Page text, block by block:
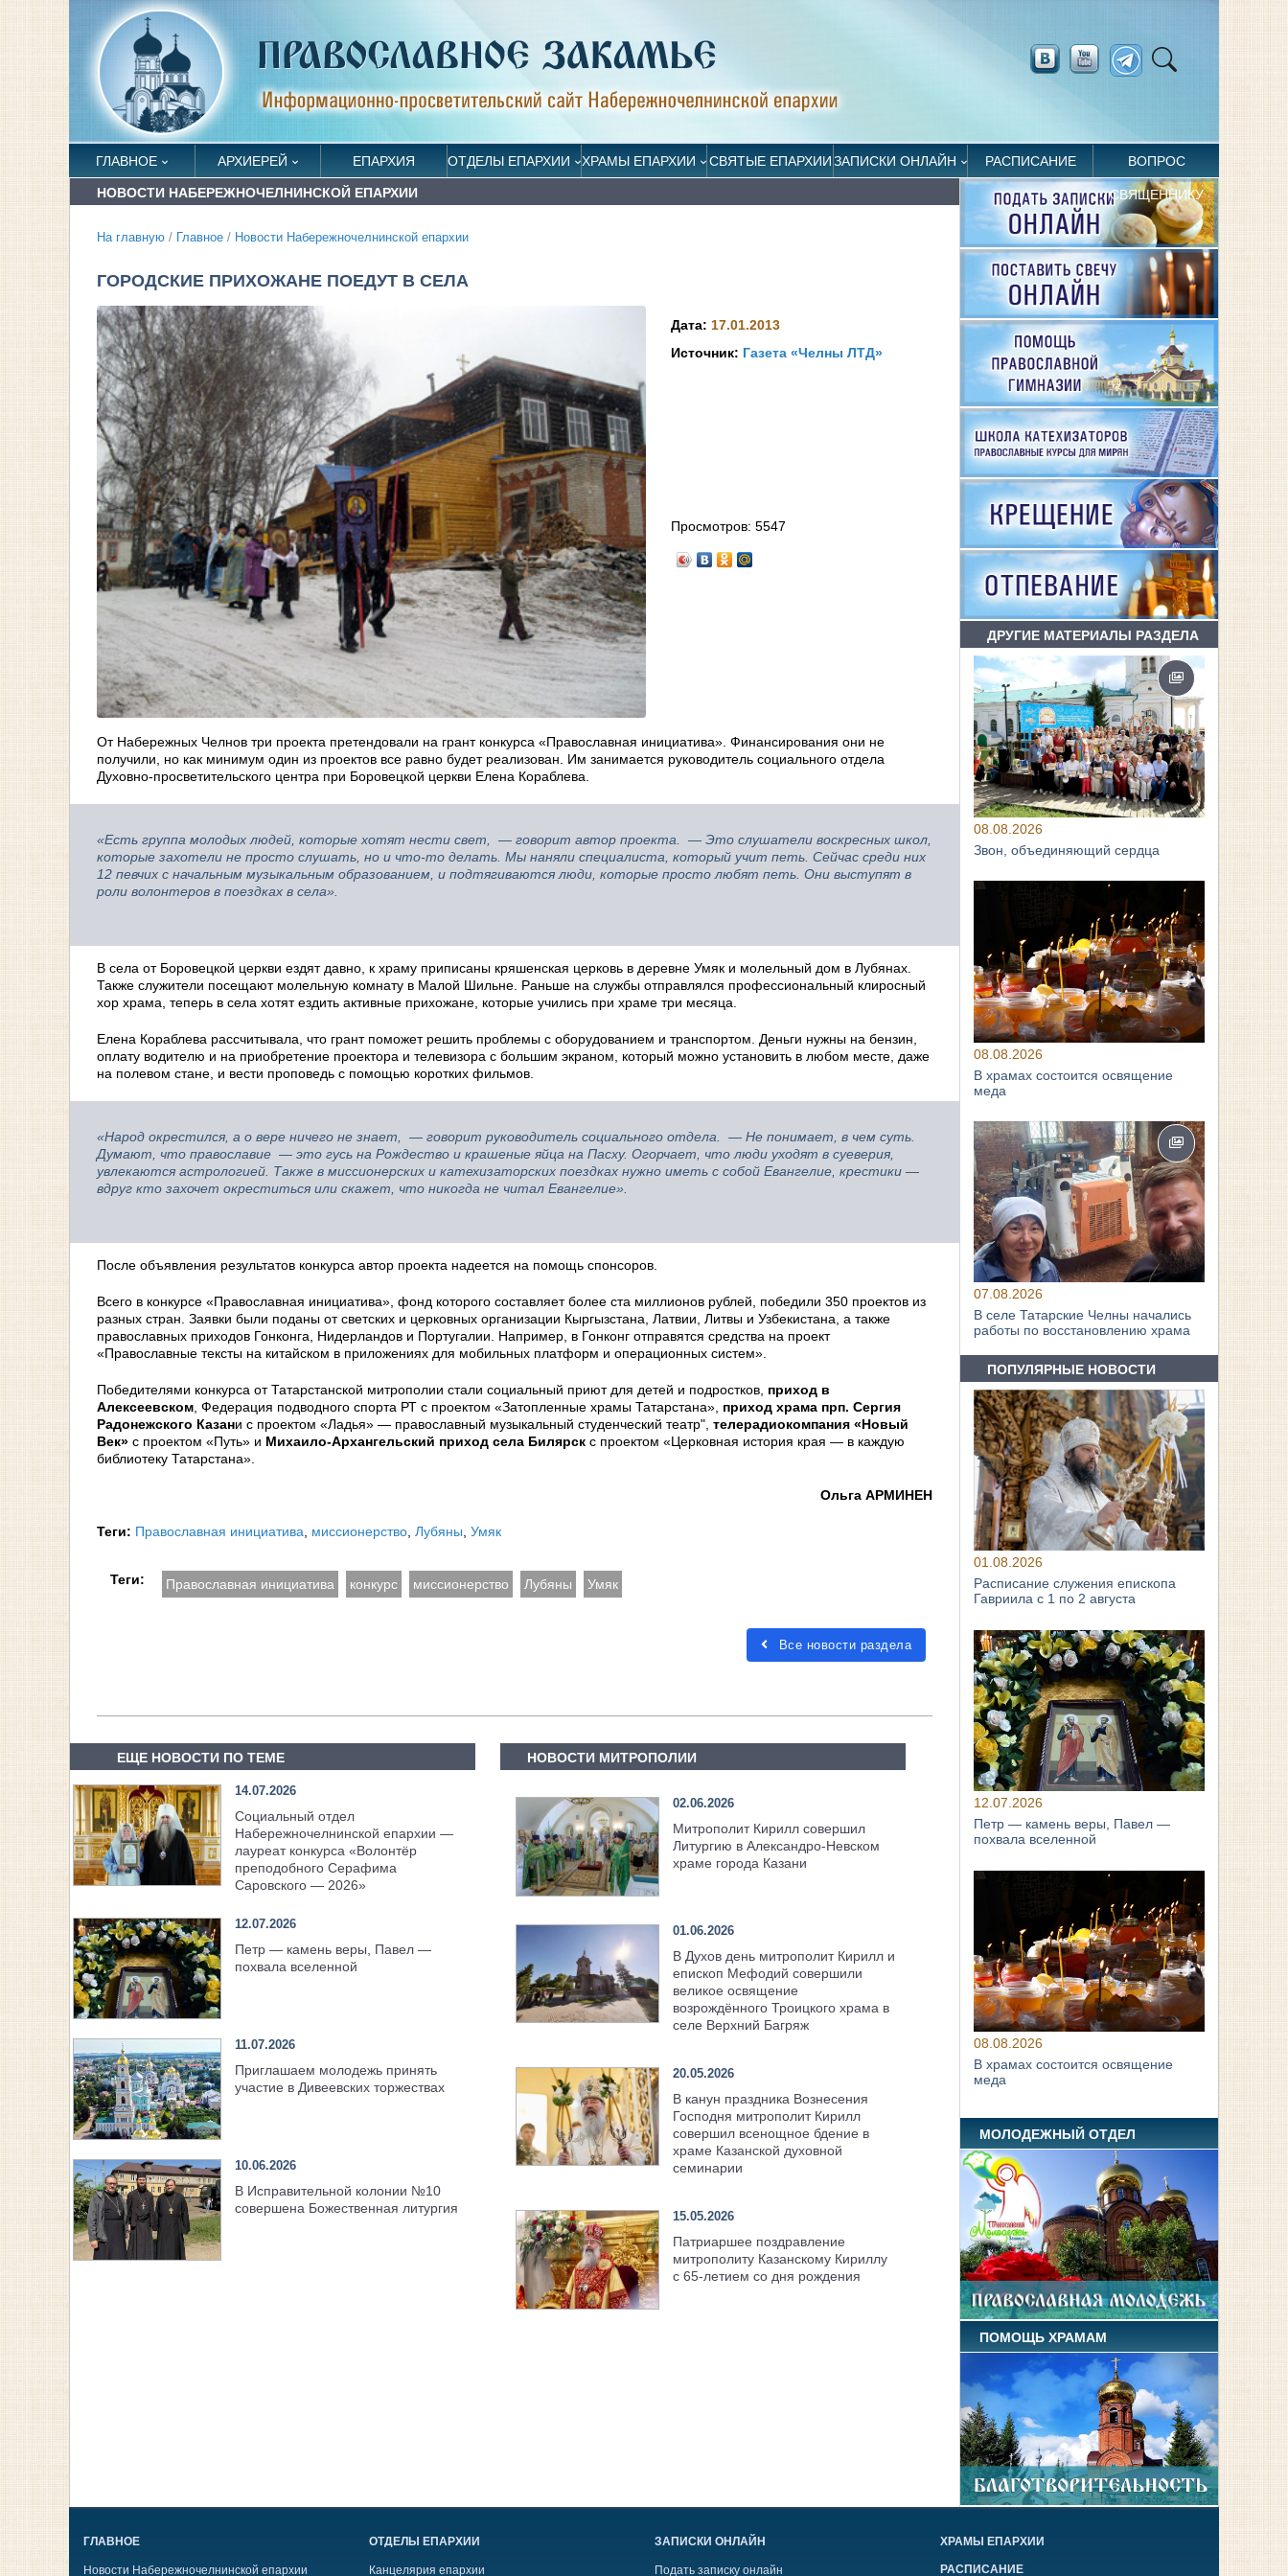
ГЛАВНОЕ АРХИЕРЕЙ ЕПАРХИЯ ОТДЕЛЫ ЕПАРХИИ ХРАМЫ ЕПАРХИИ СВЯТЫЕ ЕПАРХИИЗАПИСКИ ОНЛАЙН РАСПИСАНИЕ ВОПРОС
СВЯЩЕННИКУ
НОВОСТИ НАБЕРЕЖНОЧЕЛНИНСКОЙ ЕПАРХИИ
На главную / Главное / Новости Набережночелнинской епархии
ГОРОДСКИЕ ПРИХОЖАНЕ ПОЕДУТ В СЕЛА
Дата: 17.01.2013
Источник: Газета «Челны ЛТД»
Просмотров:5547
От Набережных Челнов три проекта претендовали на грант конкурса «Православная инициатива». Финансирования они не
получили, но как минимум один из проектов все равно будет реализован. Им занимается руководитель социального отдела
Духовно-просветительского центра при Боровецкой церкви Елена Кораблева.
«Есть группа молодых людей, которые хотят нести свет, — говорит автор проекта. — Это слушатели воскресных школ,
которые захотели не просто слушать, но и что-то делать. Мы наняли специалиста, который учит петь. Сейчас среди них
12 певчих с начальным музыкальным образованием, и подтягиваются люди, которые просто любят петь. Они выступят в
роли волонтеров в поездках в села».
В села от Боровецкой церкви ездят давно, к храму приписаны кряшенская церковь в деревне Умяк и молельный дом в Лубянах.
Также служители посещают молельную комнату в Малой Шильне. Раньше на службы отправлялся профессиональный клиросный
хор храма, теперь в села хотят ездить активные прихожане, которые учились при храме три месяца.
Елена Кораблева рассчитывала, что грант поможет решить проблемы с оборудованием и транспортом. Деньги нужны на бензин,
оплату водителю и на приобретение проектора и телевизора с большим экраном, который можно установить в любом месте, даже
на полевом стане, и вести проповедь с помощью коротких фильмов.
«Народ окрестился, а о вере ничего не знает, — говорит руководитель социального отдела. — Не понимает, в чем суть.
Думают, что православие — это гусь на Рождество и крашеные яйца на Пасху. Огорчает, что люди уходят в суеверия,
увлекаются астрологией. Также в миссионерских и катехизаторских поездках нужно иметь с собой Евангелие, крестики —
вдруг кто захочет окреститься или скажет, что никогда не читал Евангелие».
После объявления результатов конкурса автор проекта надеется на помощь спонсоров.
Всего в конкурсе «Православная инициатива», фонд которого составляет более ста миллионов рублей, победили 350 проектов из
разных стран. Заявки были поданы от светских и церковных организации Кыргызстана, Латвии, Литвы и Узбекистана, а также
православных приходов Гонконга, Нидерландов и Португалии. Например, в Гонконг отправятся средства на проект
«Православные тексты на китайском в приложениях для мобильных платформ и операционных систем».
Победителями конкурса от Татарстанской митрополии стали социальный приют для детей и подростков, приход в
Алексеевском , Федерация подводного спорта РТ с проектом «Затопленные храмы Татарстана», приход храма прп. Сергия
Радонежского Казани с проектом «Ладья» — православный музыкальный студенческий театр", телерадиокомпания «Новый
Век» с проектом «Путь» и Михаило-Архангельский приход села Билярск с проектом «Церковная история края — в каждую
библиотеку Татарстана».
Ольга АРМИНЕН
Теги: Православная инициатива миссионерство Лубяны Умяк
Теги: Православная инициатива конкурс миссионерство Лубяны Умяк
Все новости раздела
ЕЩЕ НОВОСТИ ПО ТЕМЕ
14.07.2026
Социальный отдел
Набережночелнинской епархии —
лауреат конкурса «Волонтёр
преподобного Серафима
Саровского — 2026»
12.07.2026
Петр — камень веры, Павел —
похвала вселенной
11.07.2026
Приглашаем молодежь принять
участие в Дивеевских торжествах
10.06.2026
В Исправительной колонии №10
совершена Божественная литургия
НОВОСТИ МИТРОПОЛИИ
02.06.2026
Митрополит Кирилл совершил
Литургию в Александро-Невском
храме города Казани
01.06.2026
В Духов день митрополит Кирилл и
епископ Мефодий совершили
великое освящение
возрождённого Троицкого храма в
селе Верхний Багряж
20.05.2026
В канун праздника Вознесения
Господня митрополит Кирилл
совершил всенощное бдение в
храме Казанской духовной
семинарии
15.05.2026
Патриаршее поздравление
митрополиту Казанскому Кириллу
с 65-летием со дня рождения
ДРУГИЕ МАТЕРИАЛЫ РАЗДЕЛА
08.08.2026
Звон, объединяющий сердца
08.08.2026
В храмах состоится освящение
меда
07.08.2026
В селе Татарские Челны начались
работы по восстановлению храма
ПОПУЛЯРНЫЕ НОВОСТИ
01.08.2026
Расписание служения епископа
Гавриила с 1 по 2 августа
12.07.2026
Петр — камень веры, Павел —
похвала вселенной
08.08.2026
В храмах состоится освящение
меда
МОЛОДЕЖНЫЙ ОТДЕЛ
ПОМОЩЬ ХРАМАМ
ГЛАВНОЕ
Новости Набережночелнинской епархии
ОТДЕЛЫ ЕПАРХИИ
Канцелярия епархии
ЗАПИСКИ ОНЛАЙН
Подать записку онлайн
ХРАМЫ ЕПАРХИИ
РАСПИСАНИЕ